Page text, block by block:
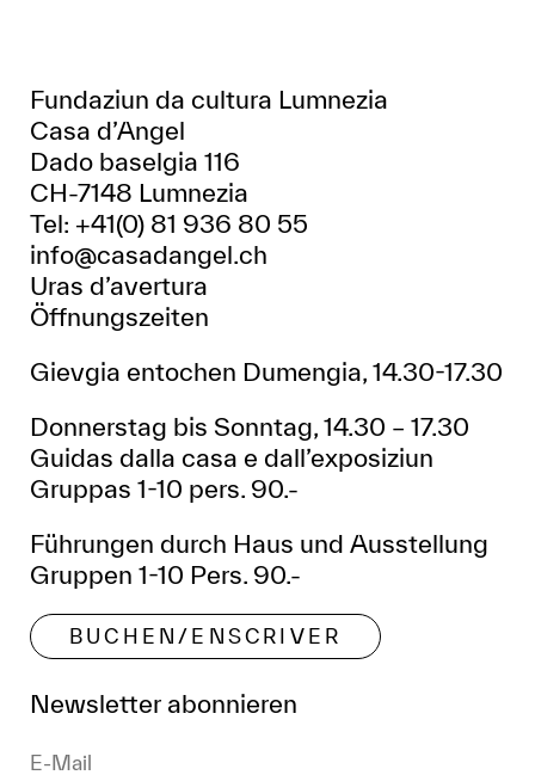
Fundaziun da cultura Lumnezia
Casa d’Angel
Dado baselgia 116
CH-7148 Lumnezia
Tel: +41(0) 81 936 80 55
info@casadangel.ch
Uras d’avertura
Öffnungszeiten
Gievgia entochen Dumengia, 14.30-17.30
Donnerstag bis Sonntag, 14.30 – 17.30
Guidas dalla casa e dall’exposiziun
Gruppas 1-10 pers. 90.-
Führungen durch Haus und Ausstellung
Gruppen 1-10 Pers. 90.-
BUCHEN/ENSCRIVER
Newsletter abonnieren